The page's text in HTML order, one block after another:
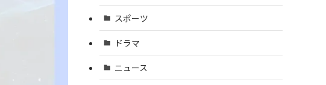
スポーツ
ドラマ
ニュース